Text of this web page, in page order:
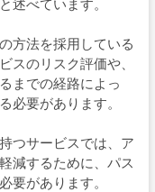
述べています。
方法を採用している
スのリスク評価や、
までの経路によっ
必要があります。
つサービスでは、ア
減するために、パス
要があります。